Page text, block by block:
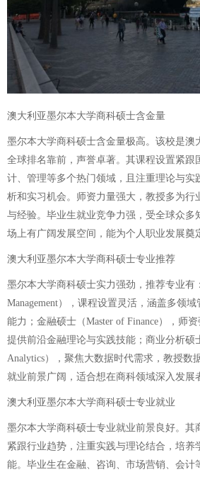
澳大利亚墨尔本大学商科硕士含金量
墨尔本大学商科硕士含金量极高。该校是澳
全球排名靠前，声誉卓著。其课程设置紧跟
计、管理等多个热门领域，且注重理论与实
析和实习机会。师资力量强大，教授多为行
与经验。毕业生就业竞争力强，受全球众多
场上有广阔发展空间，能为个人职业发展奠
澳大利亚墨尔本大学商科硕士专业推荐
墨尔本大学商科硕士实力强劲，推荐专业有
Management），课程设置灵活，涵盖多领
能力；金融硕士（Master of Finance），师
提供前沿金融理论与实践技能；商业分析硕
Analytics），聚焦大数据时代需求，教授数
就业前景广阔，适合想在商科领域深入发展
澳大利亚墨尔本大学商科硕士专业就业
墨尔本大学商科硕士专业就业前景良好。其
紧跟行业趋势，注重实践与理论结合，培养
能。毕业生在金融、咨询、市场营销、会计